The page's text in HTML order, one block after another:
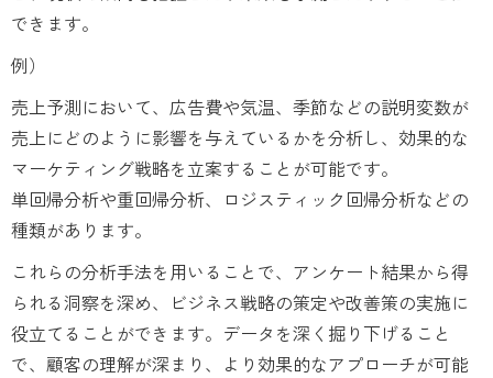
できます。
例）
売上予測において、広告費や気温、季節などの説明変数が
売上にどのように影響を与えているかを分析し、効果的な
マーケティング戦略を立案することが可能です。
単回帰分析や重回帰分析、ロジスティック回帰分析などの
種類があります。
これらの分析手法を用いることで、アンケート結果から得
られる洞察を深め、ビジネス戦略の策定や改善策の実施に
役立てることができます。データを深く掘り下げること
で、顧客の理解が深まり、より効果的なアプローチが可能